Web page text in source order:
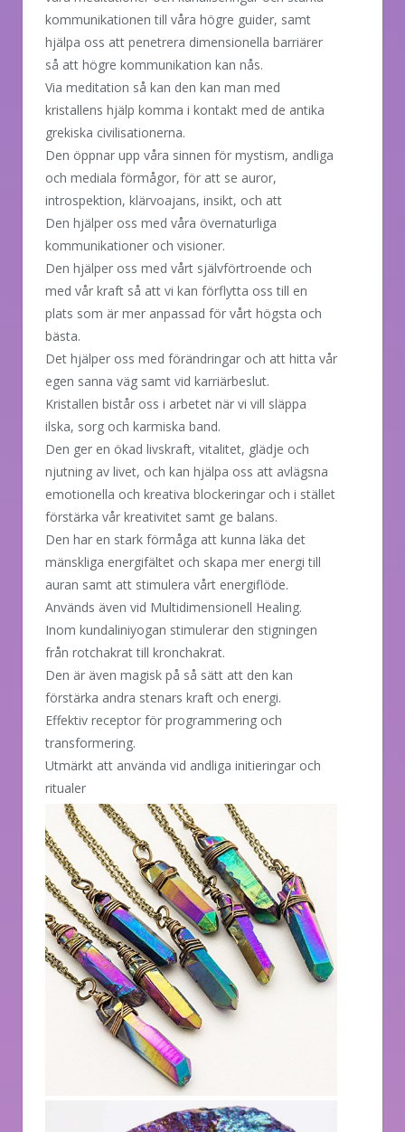
kommunikationen till våra högre guider, samt
hjälpa oss att penetrera dimensionella barriärer
så att högre kommunikation kan nås.
Via meditation så kan den kan man med
kristallens hjälp komma i kontakt med de antika
grekiska civilisationerna.
Den öppnar upp våra sinnen för mystism, andliga
och mediala förmågor, för att se auror,
introspektion, klärvoajans, insikt, och att
Den hjälper oss med våra övernaturliga
kommunikationer och visioner.
Den hjälper oss med vårt självförtroende och
med vår kraft så att vi kan förflytta oss till en
plats som är mer anpassad för vårt högsta och
bästa.
Det hjälper oss med förändringar och att hitta vår
egen sanna väg samt vid karriärbeslut.
Kristallen bistår oss i arbetet när vi vill släppa
ilska, sorg och karmiska band.
Den ger en ökad livskraft, vitalitet, glädje och
njutning av livet, och kan hjälpa oss att avlägsna
emotionella och kreativa blockeringar och i stället
förstärka vår kreativitet samt ge balans.
Den har en stark förmåga att kunna läka det
mänskliga energifältet och skapa mer energi till
auran samt att stimulera vårt energiflöde.
Används även vid Multidimensionell Healing.
Inom kundaliniyogan stimulerar den stigningen
från rotchakrat till kronchakrat.
Den är även magisk på så sätt att den kan
förstärka andra stenars kraft och energi.
Effektiv receptor för programmering och
transformering.
Utmärkt att använda vid andliga initieringar och
ritualer